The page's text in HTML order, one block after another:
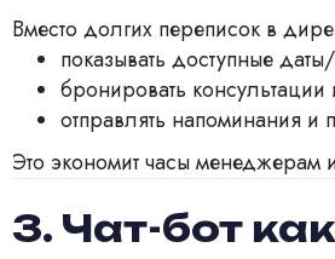
Вместо долгих переписок в
показывать доступные
бронировать
отправлять напоминания и
Это экономит часы менеджерам
3. Чат-бот